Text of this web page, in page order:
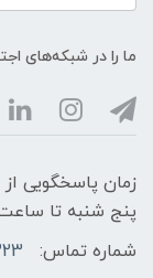
ما را در شبکه‌های
پنج شنبه تا ساعت
شماره تماس: